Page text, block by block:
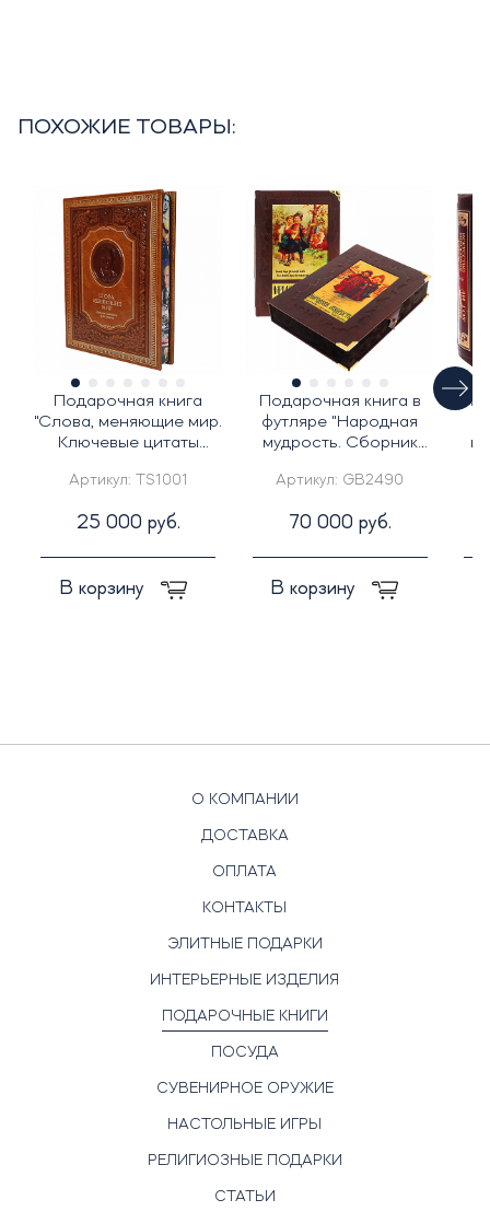
ПОХОЖИЕ ТОВАРЫ:
Подарочная книга
"Слова, меняющие мир.
Ключевые цитаты
Артикул: TS1001
25 000 руб.
В корзину
Подарочная книга в
футляре "Народная
мудрость. Сборник
Артикул: GB2490
70 000 руб.
В корзину
О КОМПАНИИ
ДОСТАВКА
ОПЛАТА
КОНТАКТЫ
ЭЛИТНЫЕ ПОДАРКИ
ИНТЕРЬЕРНЫЕ ИЗДЕЛИЯ
ПОДАРОЧНЫЕ КНИГИ
ПОСУДА
СУВЕНИРНОЕ ОРУЖИЕ
НАСТОЛЬНЫЕ ИГРЫ
РЕЛИГИОЗНЫЕ ПОДАРКИ
СТАТЬИ